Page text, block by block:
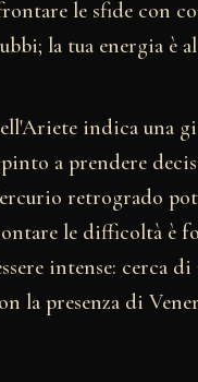
le sfide con
la tua energia è
indica una
a prendere
retrogrado
le difficoltà è
intense: cerca
la presenza di